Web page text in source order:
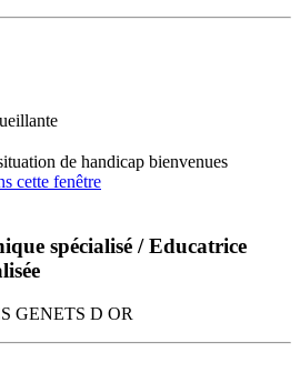
de handicap bienvenues
cette fenêtre
spécialisé / Educatrice
GENETS D OR